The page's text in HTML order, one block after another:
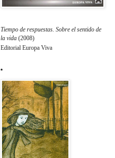
Tiempo de respuestas. Sobre el sentido de
la vida (2008)
Editorial Europa Viva
*